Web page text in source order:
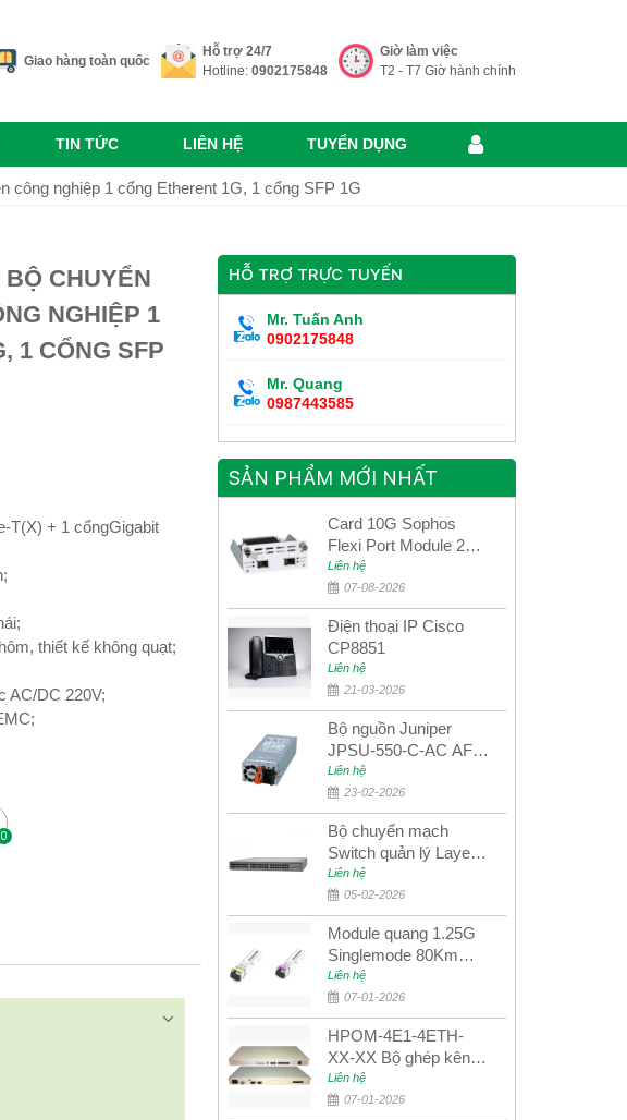
Giao hàng toàn quốc
Hỗ trợ 24/7
Hotline: 0902175848
Giờ làm việc
T2 - T7 Giờ hành chính
TIN TỨC LIÊN HỆ TUYỂN DỤNG
công nghiệp 1 cổng Etherent 1G, 1 cổng SFP 1G
BỘ CHUYỂN
NGHIỆP 1
1 CỔNG SFP
T(X) + 1 cổngGigabit
thiết kế không quạt;
AC/DC 220V;
0
HỖ TRỢ TRỰC TUYẾN
Mr. Tuấn Anh
0902175848
Mr. Quang
0987443585
SẢN PHẨM MỚI NHẤT
Card 10G Sophos
Flexi Port Module 2
port 10GbE SFP+
SGMOD2F2PUR
2port 10GbE SFP+
Liên hệ
07-08-2026
Điện thoại IP Cisco
CP8851
Liên hệ
21-03-2026
Bộ nguồn Juniper
JPSU-550-C-AC AFO
nguồn AC công suất
550W dùng cho dòng
switch Juniper
Networks EX4400
Liên hệ
23-02-2026
Bộ chuyển mạch
Switch quản lý Layer 3
Juniper QFX5100-48S
Liên hệ
05-02-2026
Module quang 1.25G
Singlemode 80Km
UPCOM MWS-12-45-
80AD/MWS-12-54-
80BD
Liên hệ
07-01-2026
HPOM-4E1-4ETH-
XX-XX Bộ ghép kênh
quang quản lý SDH
4E1+4ETH+RS232
Liên hệ
07-01-2026